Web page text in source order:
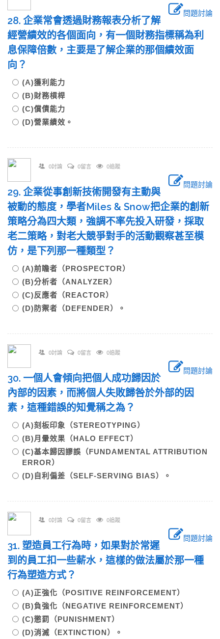
問題討論
28. 企業常會透過財務報表分析了解
經營績效的各個面向，有一個財務指標稱為利
息保障倍數，主要是了解企業的那個績效面
向？
(A)獲利能力
(B)財務槓桿
(C)償債能力
(D)營業績效。
0討論 0留言 0追蹤
問題討論
29. 企業從事創新技術開發有主動與
被動的態度，學者Miles & Snow把企業的創新
策略分為四大類，強調不率先投入研發，採取
老二策略，對老大競爭對手的活動觀察甚至模
仿，是下列那一種類型？
(A)前瞻者（PROSPECTOR）
(B)分析者（ANALYZER）
(C)反應者（REACTOR）
(D)防禦者（DEFENDER）。
0討論 0留言 0追蹤
問題討論
30. 一個人會傾向把個人成功歸因於
內部的因素，而將個人失敗歸咎於外部的因
素，這種錯誤的知覺稱之為？
(A)刻板印象（STEREOTYPING）
(B)月暈效果（HALO EFFECT）
(C)基本歸因謬誤（FUNDAMENTAL ATTRIBUTION
ERROR）
(D)自利偏差（SELF-SERVING BIAS）。
0討論 0留言 0追蹤
問題討論
31. 塑造員工行為時，如果對於常遲
到的員工扣一些薪水，這樣的做法屬於那一種
行為塑造方式？
(A)正強化（POSITIVE REINFORCEMENT）
(B)負強化（NEGATIVE REINFORCEMENT）
(C)懲罰（PUNISHMENT）
(D)消滅（EXTINCTION）。